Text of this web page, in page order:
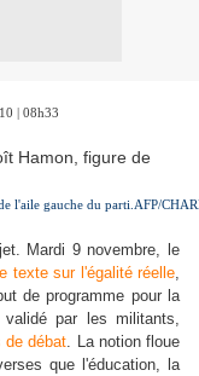
| 08h33
l'aile gauche du parti.AFP/
Mardi 9 novembre, le
le texte sur l'égalité réelle,
de programme pour la
par les militants,
de débat. La notion floue
que l'éducation, la